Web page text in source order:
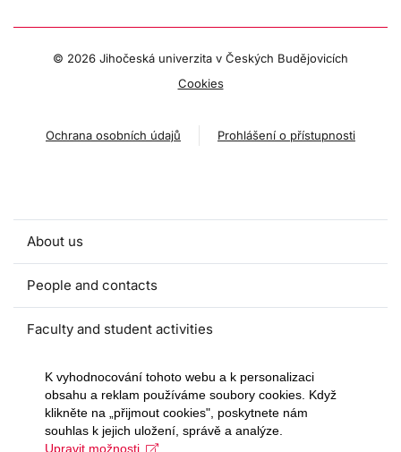
© 2026 Jihočeská univerzita v Českých Budějovicích
Cookies
Ochrana osobních údajů Prohlášení o přístupnosti
About us
People and contacts
Faculty and student activities
Projects and strategic partnerships
Documents
K vyhodnocování tohoto webu a k personalizaci
obsahu a reklam používáme soubory cookies. Když
klikněte na „přijmout cookies", poskytnete nám
souhlas k jejich uložení, správě a analýze.
Upravit možnosti